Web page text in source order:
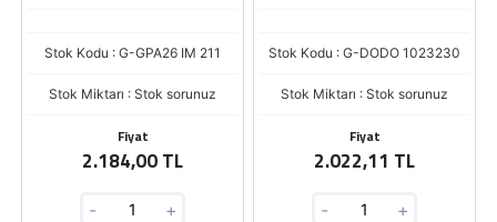
Stok Kodu : G-GPA26 IM 211
Stok Miktarı : Stok sorunuz
Fiyat
2.184,00 TL
- +
Stok Kodu : G-DODO 1023230
Stok Miktarı : Stok sorunuz
Fiyat
2.022,11 TL
- +